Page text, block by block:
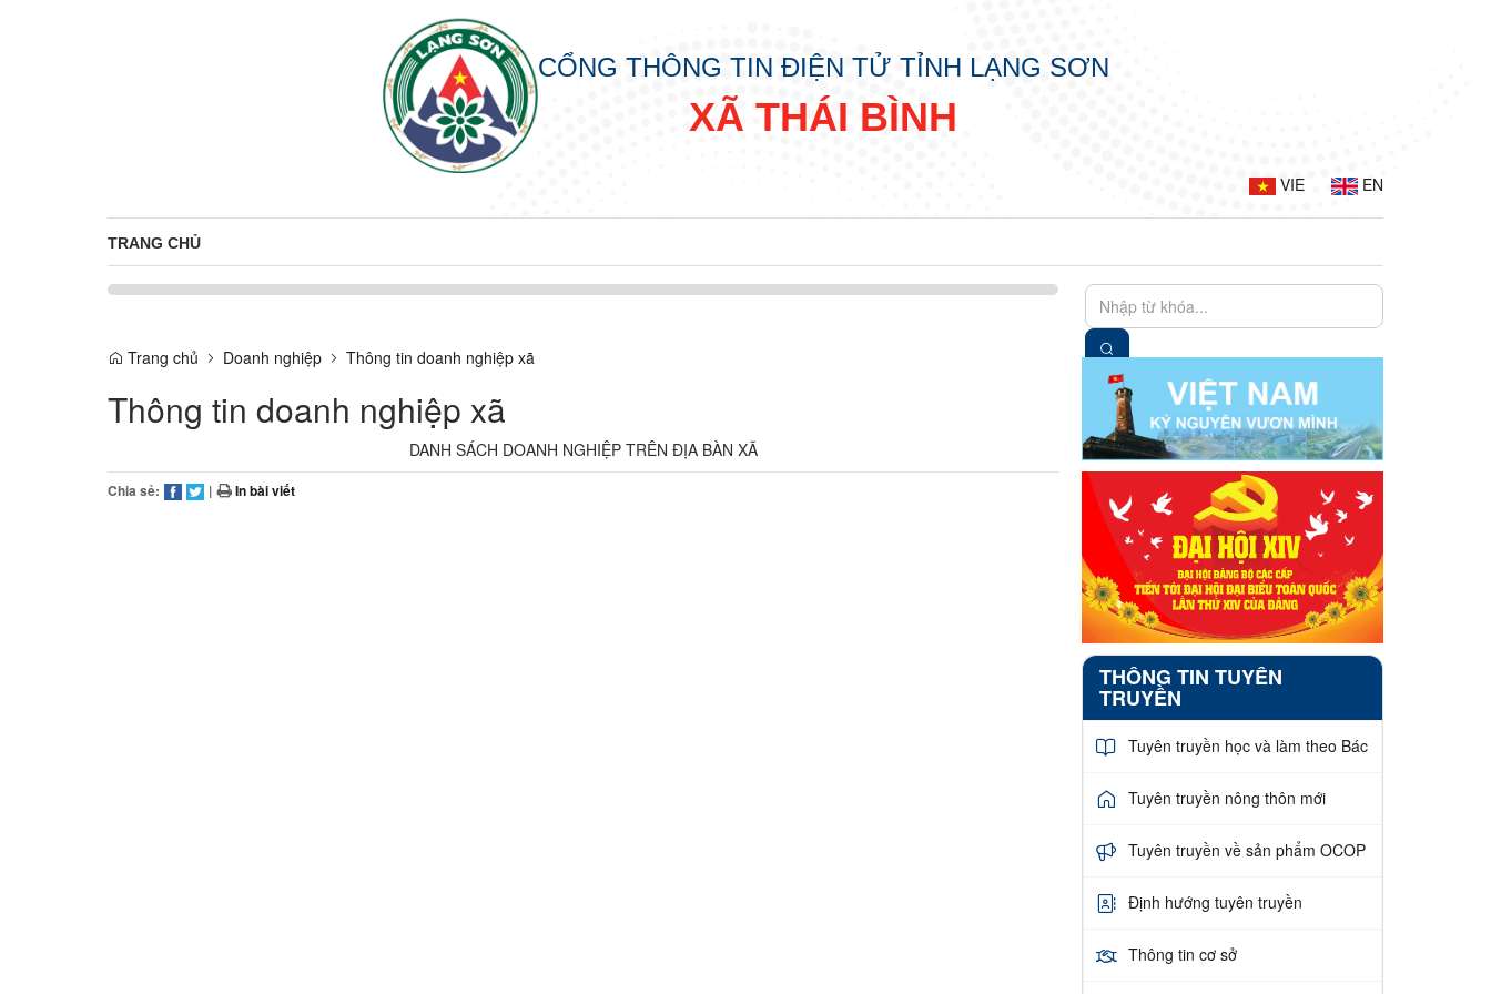
CỔNG THÔNG TIN ĐIỆN TỬ TỈNH LẠNG SƠN
XÃ THÁI BÌNH
VIE EN
TRANG CHỦ
Trang chủ Doanh nghiệp Thông tin doanh nghiệp xã
Thông tin doanh nghiệp xã
DANH SÁCH DOANH NGHIỆP TRÊN ĐỊA BÀN XÃ
Chia sẻ: | In bài viết
THÔNG TIN TUYÊN
TRUYỀN
Tuyên truyền học và làm theo Bác
Tuyên truyền nông thôn mới
Tuyên truyền về sản phẩm OCOP
Định hướng tuyên truyền
Thông tin cơ sở